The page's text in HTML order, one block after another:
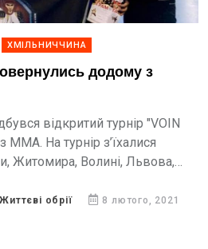
ХМІЛЬНИЧЧИНА
додому з
відкритий турнір "VOIN
ММА. На турнір з’їхалися
Житомира, Волині, Львова,
обрії 8 лютого, 2021